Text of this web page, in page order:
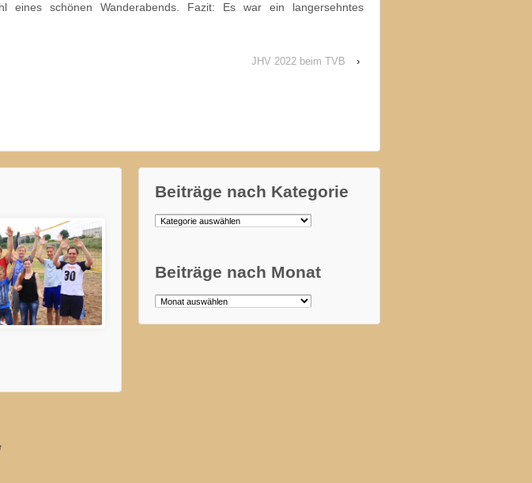
eines schönen Wanderabends. Fazit: Es war ein langersehntes
JHV 2022 beim TVB ›
Beiträge nach Kategorie
Beiträge
Beiträge nach Monat
Beiträge
Monat
↑